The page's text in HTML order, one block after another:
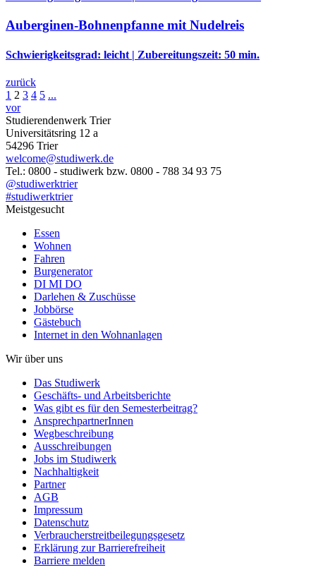
Auberginen-Bohnenpfanne mit Nudelreis
Schwierigkeitsgrad: leicht | Zubereitungszeit: 50 min.
zurück
1 2 3 4 5 ...
vor
Studierendenwerk Trier
Universitätsring 12 a
54296 Trier
welcome@studiwerk.de
Tel.: 0800 - studiwerk bzw. 0800 - 788 34 93 75
@studiwerktrier
#studiwerktrier
Meistgesucht
Essen
Wohnen
Fahren
Burgenerator
DI MI DO
Darlehen & Zuschüsse
Jobbörse
Gästebuch
Internet in den Wohnanlagen
Wir über uns
Das Studiwerk
Geschäfts- und Arbeitsberichte
Was gibt es für den Semesterbeitrag?
AnsprechpartnerInnen
Wegbeschreibung
Ausschreibungen
Jobs im Studiwerk
Nachhaltigkeit
Partner
AGB
Impressum
Datenschutz
Verbraucherstreitbeilegungsgesetz
Erklärung zur Barrierefreiheit
Barriere melden